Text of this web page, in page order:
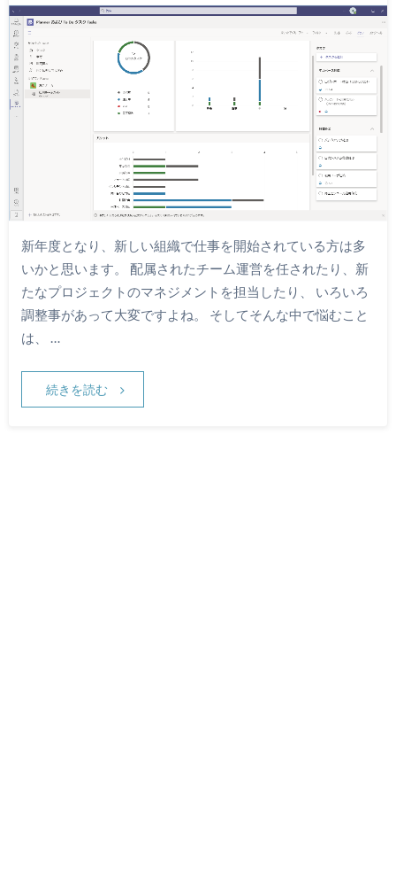
新年度となり、新しい組織で仕事を開始されている方は多
いかと思います。 配属されたチーム運営を任されたり、新
たなプロジェクトのマネジメントを担当したり、 いろいろ
調整事があって大変ですよね。 そしてそんな中で悩むこと
は、 …
続きを読む